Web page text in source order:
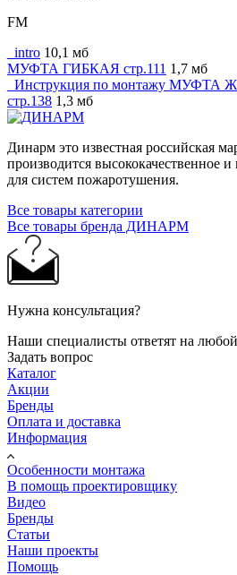
FM
_intro 10,1 мб
МУФТА ГИБКАЯ стр.111 1,7 мб
_Инструкция по монтажу
стр.138 1,3 мб
Динарм это известная российская
производится высококачественное
для систем пожаротушения.
Все товары категории
Все товары бренда ДИНАРМ
Нужна консультация?
Наши специалисты ответят на
Задать вопрос
Каталог
Акции
Бренды
Оплата и доставка
Информация
Особенности монтажа
В помощь проектировщику
Видео
Бренды
Статьи
Наши проекты
Помощь